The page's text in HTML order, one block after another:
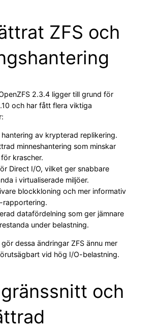
ZFS och
2.3.4 ligger till grund för
och har fått flera viktiga
hantering av krypterad replikering.
minneshantering som minskar
krascher.
Direct I/O, vilket ger snabbare
i virtualiserade miljöer.
blockkloning och mer informativ
rapportering.
datafördelning som ger jämnare
under belastning.
gör dessa ändringar ZFS ännu mer
vid hög I/O-belastning.
och